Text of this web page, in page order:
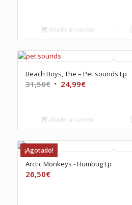
Añadir al carrito
Beach Boys, The – Pet sounds Lp
31,50€ El
era:
31,50€.
24,99€El
es:
24,99€.
Añadir al carrito
¡Agotado!
Arctic Monkeys ‎- Humbug Lp
26,50€